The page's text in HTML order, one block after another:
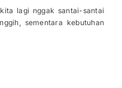
lagi nggak santai-santai
sementara kebutuhan